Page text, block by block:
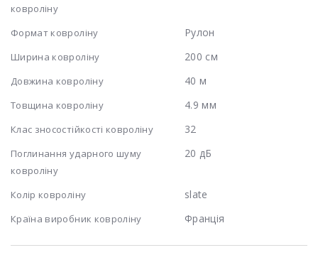
ковроліну
Формат ковроліну Рулон
Ширина ковроліну 200 см
Довжина ковроліну 40 м
Товщина ковроліну 4.9 мм
Клас зносостійкості ковроліну 32
Поглинання ударного шуму
ковроліну
20 дБ
Колір ковроліну slate
Країна виробник ковроліну Франція